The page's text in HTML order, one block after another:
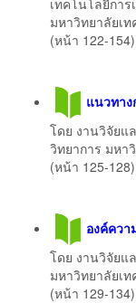
มหาวิทยาลัยเ
(หน้า 122-154)​​​​​
แนวทาง
โดย งานวิจัยแ
วิทยาการ มหา
(หน้า 125-128)
องค์คว
โดย งานวิจัยแ
มหาวิทยาลัยเ
(หน้า 129-134)​​​